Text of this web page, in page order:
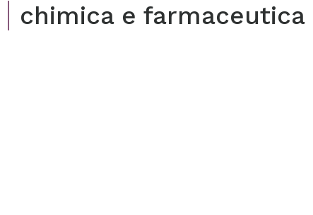
chimica e farmaceutica